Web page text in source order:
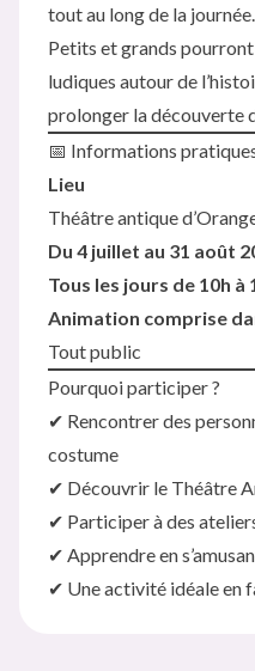
tout au long de la journée.
Petits et grands
ludiques autour de
prolonger la découverte
📅 Informations
Lieu
Théâtre antique
Du 4 juillet au 31 août
Tous les jours de 10h à
Animation comprise
Tout public
Pourquoi participer ?
✔ Rencontrer des
costume
✔ Découvrir le Théâtre
✔ Participer à des
✔ Apprendre en
✔ Une activité idéale en